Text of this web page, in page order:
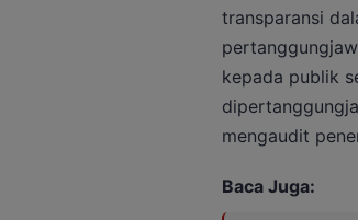
transparansi
kepada publik
mengaudit
Baca Juga: